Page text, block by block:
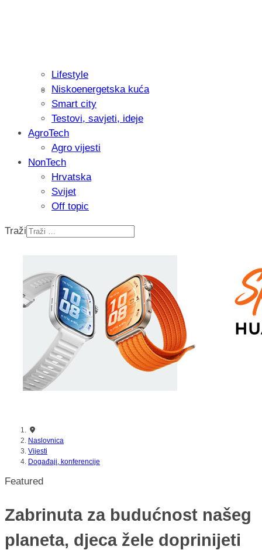
Recenzija: Philips All-in-One Trimmer
muškarcu
Lifestyle
Niskoenergetska kuća
Smart city
Testovi, savjeti, ideje
AgroTech
Agro vijesti
NonTech
Hrvatska
Svijet
Off topic
Traži
Naslovnica
Vijesti
Događaji, konferencije
Featured
Zabrinuta za budućnost našeg
planeta, djeca žele doprinijeti